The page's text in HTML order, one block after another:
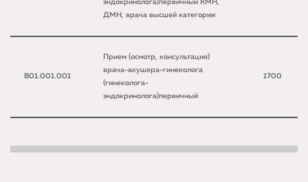
эндокринолога)первичный КМН,
ДМН, врача высшей категории
B01.001.001
Прием (осмотр, консультация)
врача-акушера-гинеколога
(гинеколога-
эндокринолога)первичный
1700